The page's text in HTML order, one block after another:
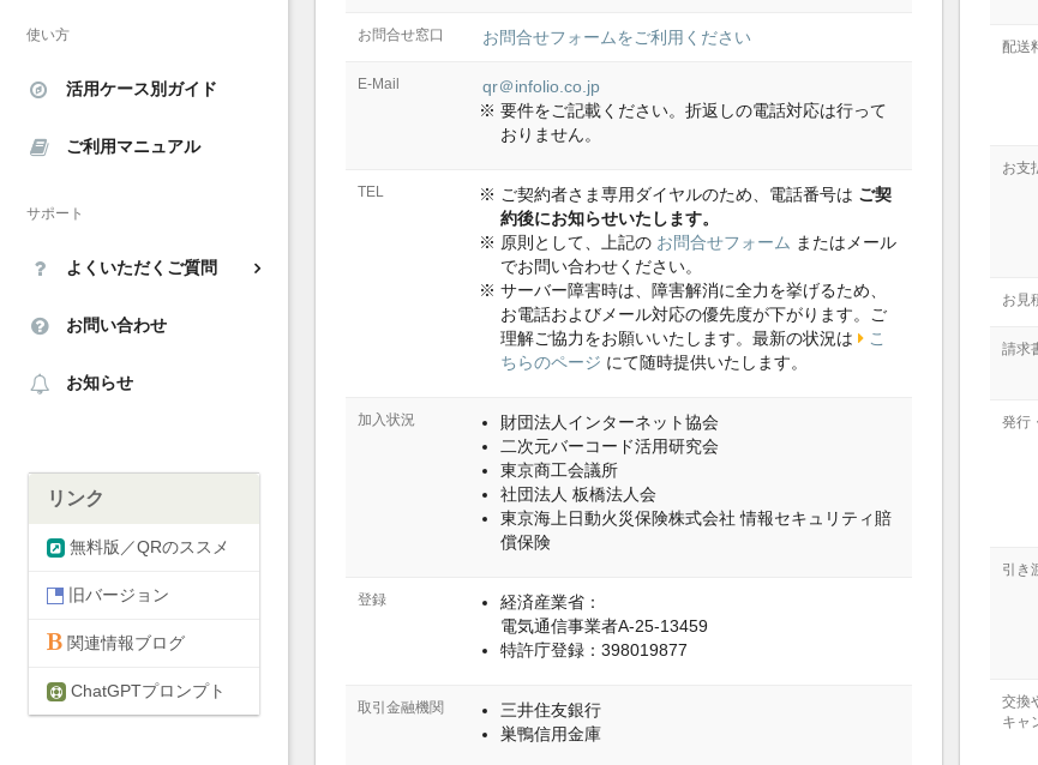
使い方
活用ケース別ガイド
ご利用マニュアル
サポート
よくいただくご質問
お問い合わせ
お知らせ
リンク
無料版／QRのススメ
旧バージョン
関連情報ブログ
ChatGPTプロンプト
お問合せ窓口 お問合せフォームをご利用ください
E-Mail qr＠infolio.co.jp
要件をご記載ください。折返しの電話対応は行って
おりません。
TEL ご契約者さま専用ダイヤルのため、電話番号は ご契
約後にお知らせいたします。
原則として、上記の お問合せフォーム またはメール
でお問い合わせください。
サーバー障害時は、障害解消に全力を挙げるため、
お電話およびメール対応の優先度が下がります。ご
理解ご協力をお願いいたします。最新の状況は
こ
ちらのページ にて随時提供いたします。
加入状況
財団法人インターネット協会
二次元バーコード活用研究会
東京商工会議所
社団法人 板橋法人会
東京海上日動火災保険株式会社 情報セキュリティ賠
償保険
登録
経済産業省：
電気通信事業者A-25-13459
特許庁登録：398019877
取引金融機関
三井住友銀行
巣鴨信用金庫
配送
お支
お見
請求
発行
引き
交換
キャ